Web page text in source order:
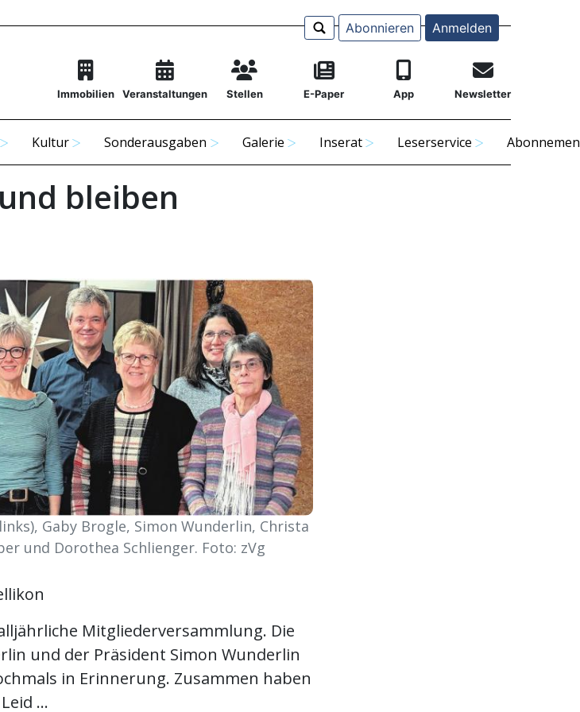
Abonnieren Anmelden
Immobilien Veranstaltungen Stellen E-Paper App Newsletter
Kultur Sonderausgaben Galerie Inserat Leserservice
bleiben
Gaby Brogle, Simon Wunderlin, Christa
und Dorothea Schlienger. Foto: zVg
Mitgliederversammlung. Die
und der Präsident Simon Wunderlin
in Erinnerung. Zusammen haben
...